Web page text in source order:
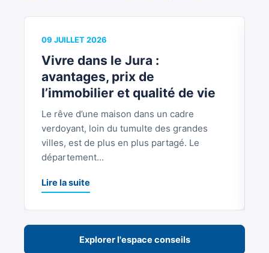
09 JUILLET 2026
Vivre dans le Jura :
avantages, prix de
l’immobilier et qualité de vie
Le rêve d’une maison dans un cadre
verdoyant, loin du tumulte des grandes
villes, est de plus en plus partagé. Le
département...
Lire la suite
Explorer l'espace conseils